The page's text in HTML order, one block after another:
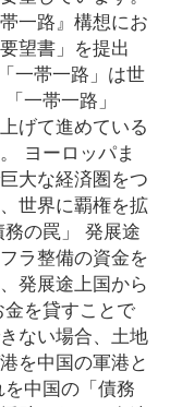
一路』構想にお
望書」を提出
一帯一路」は世
一帯一路」
げて進めている
ヨーロッパま
大な経済圏をつ
世界に覇権を拡
の罠」 発展途
ラ整備の資金を
発展途上国から
を貸すことで
ない場合、土地
を中国の軍港と
中国の「債務